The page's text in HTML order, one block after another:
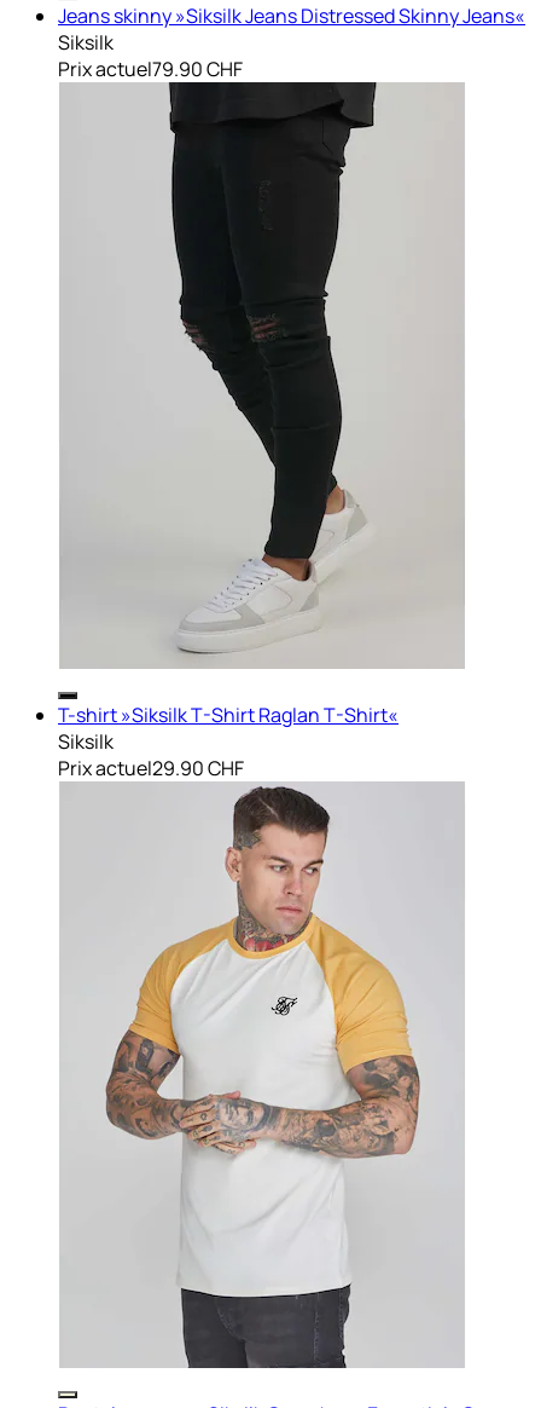
Jeans skinny »Siksilk Jeans Distressed Skinny Jeans«
Siksilk
Prix actuel79.90 CHF
T-shirt »Siksilk T-Shirt Raglan T-Shirt«
Siksilk
Prix actuel29.90 CHF